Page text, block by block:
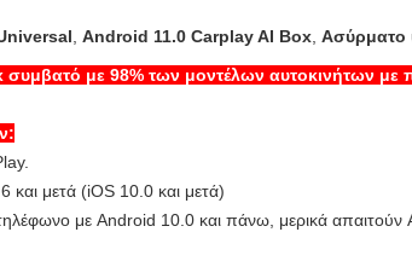
Android 11.0 Carplay AI Box Ασύρματο
με 98% των μοντέλων αυτοκινήτων
και μετά (iOS 10.0 και μετά)
με Android 10.0 και πάνω, μερικά απαιτούν